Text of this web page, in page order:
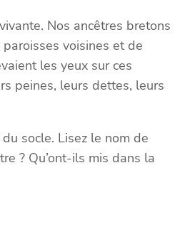
Nos ancêtres bretons
voisines et de
les yeux sur ces
peines, leurs dettes, leurs
socle. Lisez le nom de
? Qu’ont-ils mis dans la